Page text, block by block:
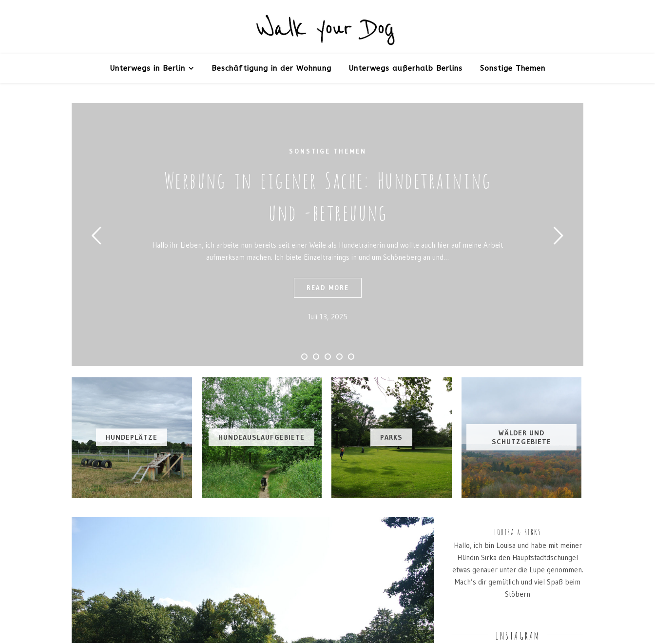
Unterwegs in Berlin Beschäftigung in der Wohnung Unterwegs außerhalb Berlins Sonstige Themen
SONSTIGE THEMEN
Werbung in eigener Sache: Hundetraining
und -betreuung
Hallo ihr Lieben, ich arbeite nun bereits seit einer Weile als Hundetrainerin und wollte auch hier auf meine Arbeit
aufmerksam machen. Ich biete Einzeltrainings in und um Schöneberg an und…
READ MORE
Juli 13, 2025
HUNDEPLÄTZE HUNDEAUSLAUFGEBIETE PARKS
WÄLDER UND
SCHUTZGEBIETE
LOUISA & SIRKS
Hallo, ich bin Louisa und habe mit meiner
Hündin Sirka den Hauptstadtdschungel
etwas genauer unter die Lupe genommen.
Mach’s dir gemütlich und viel Spaß beim
Stöbern
INSTAGRAM